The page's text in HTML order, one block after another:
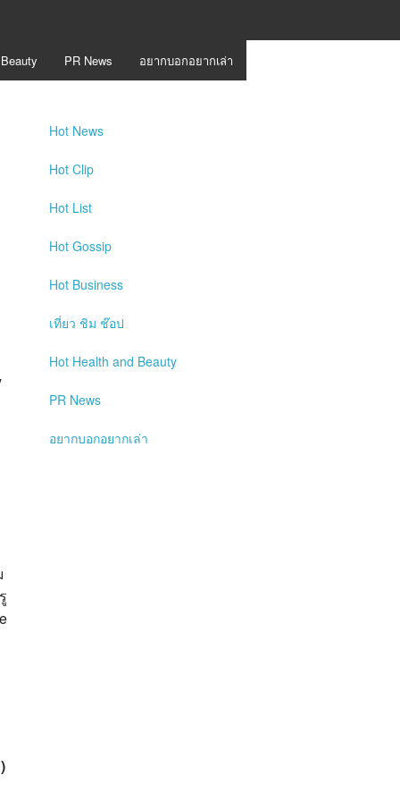
PR News อยากบอกอยากเล่า
Hot News
Hot Clip
Hot List
Hot Gossip
Hot Business
เที่ยว ชิม ช๊อป
Hot Health and Beauty
PR News
อยากบอกอยากเล่า